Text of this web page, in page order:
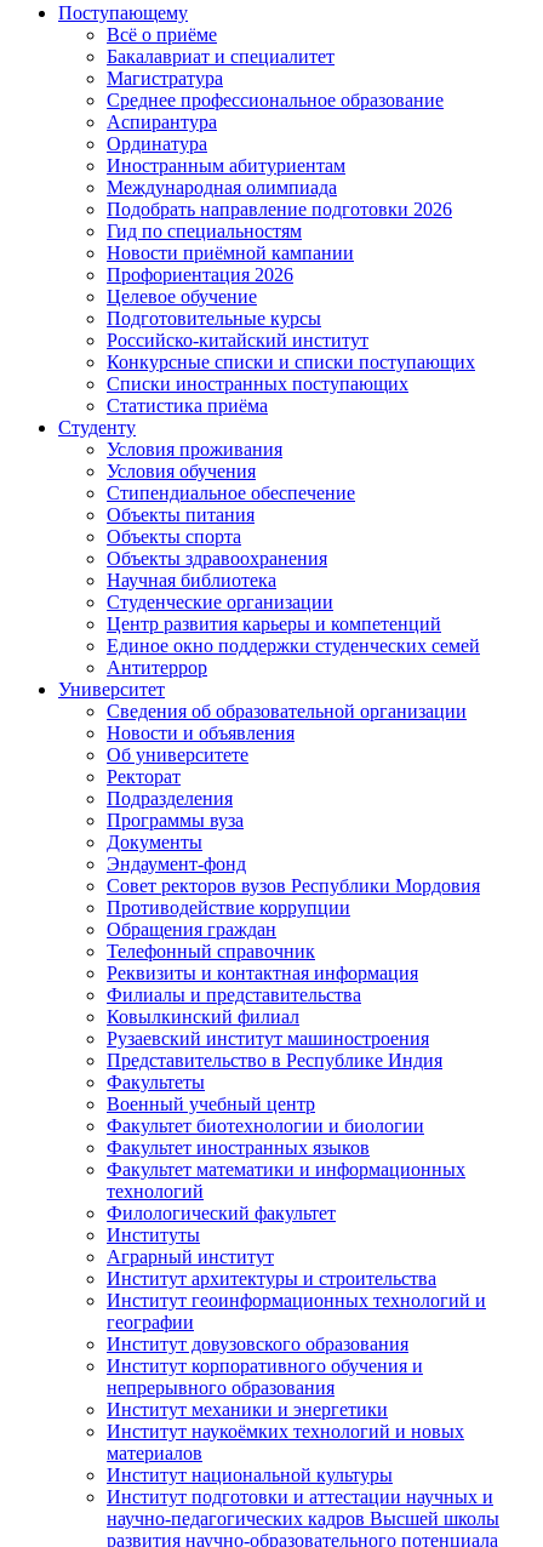
Поступающему
Всё о приёме
Бакалавриат и специалитет
Магистратура
Среднее профессиональное образование
Аспирантура
Ординатура
Иностранным абитуриентам
Международная олимпиада
Подобрать направление подготовки 2026
Гид по специальностям
Новости приёмной кампании
Профориентация 2026
Целевое обучение
Подготовительные курсы
Российско-китайский институт
Конкурсные списки и списки поступающих
Списки иностранных поступающих
Статистика приёма
Студенту
Условия проживания
Условия обучения
Стипендиальное обеспечение
Объекты питания
Объекты спорта
Объекты здравоохранения
Научная библиотека
Студенческие организации
Центр развития карьеры и компетенций
Единое окно поддержки студенческих семей
Антитеррор
Университет
Сведения об образовательной организации
Новости и объявления
Об университете
Ректорат
Подразделения
Программы вуза
Документы
Эндаумент-фонд
Совет ректоров вузов Республики Мордовия
Противодействие коррупции
Обращения граждан
Телефонный справочник
Реквизиты и контактная информация
Филиалы и представительства
Ковылкинский филиал
Рузаевский институт машиностроения
Представительство в Республике Индия
Факультеты
Военный учебный центр
Факультет биотехнологии и биологии
Факультет иностранных языков
Факультет математики и информационных
технологий
Филологический факультет
Институты
Аграрный институт
Институт архитектуры и строительства
Институт геоинформационных технологий и
географии
Институт довузовского образования
Институт корпоративного обучения и
непрерывного образования
Институт механики и энергетики
Институт наукоёмких технологий и новых
материалов
Институт национальной культуры
Институт подготовки и аттестации научных и
научно-педагогических кадров Высшей школы
развития научно-образовательного потенциала